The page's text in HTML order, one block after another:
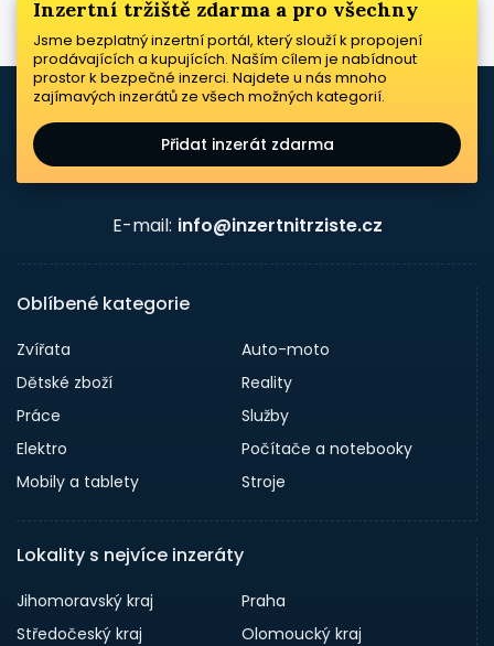
Inzertní tržiště zdarma a pro všechny
Jsme bezplatný inzertní portál, který slouží k propojení
prodávajících a kupujících. Naším cílem je nabídnout
prostor k bezpečné inzerci. Najdete u nás mnoho
zajímavých inzerátů ze všech možných kategorií.
Přidat inzerát zdarma
E-mail: info@inzertnitrziste.cz
Oblíbené kategorie
Zvířata
Auto-moto
Dětské zboží
Reality
Práce
Služby
Elektro
Počítače a notebooky
Mobily a tablety
Stroje
Lokality s nejvíce inzeráty
Jihomoravský kraj
Praha
Středočeský kraj
Olomoucký kraj